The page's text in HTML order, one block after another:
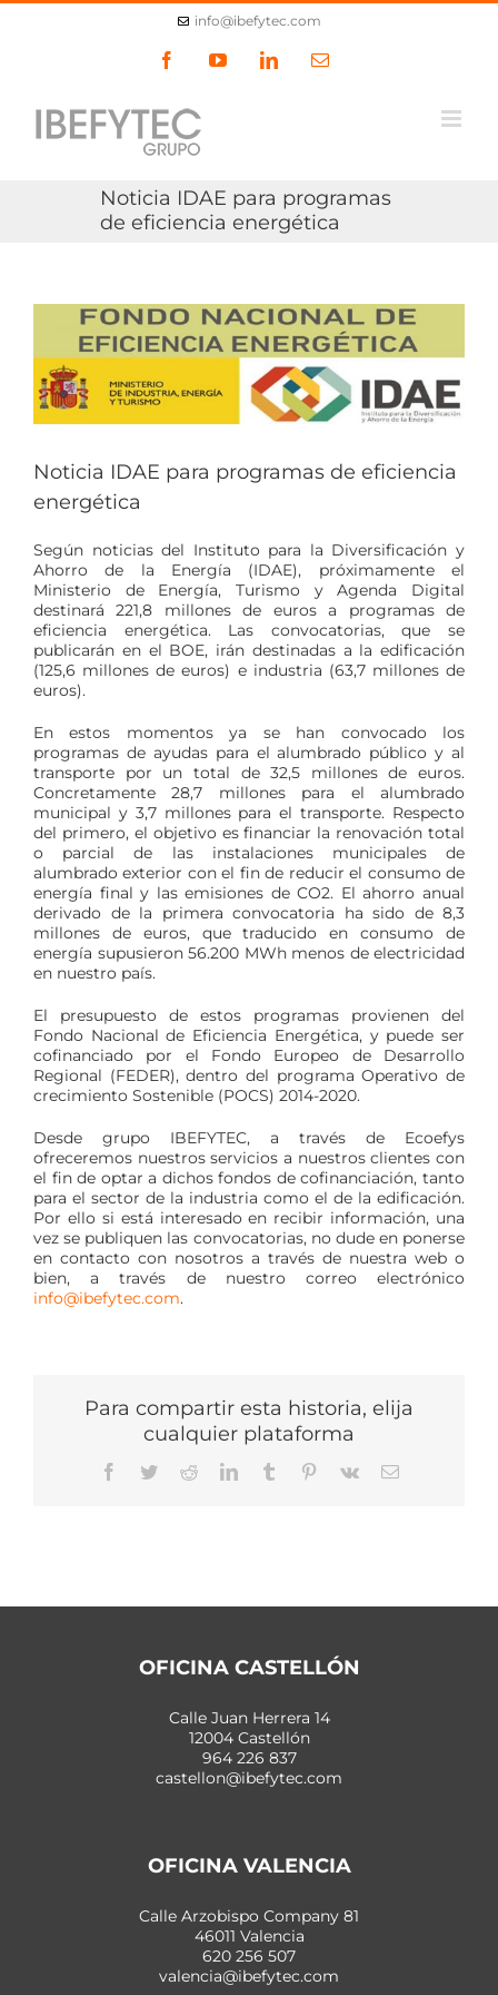
Skip
info@ibefytec.com
FacebookYouTubeLinkedInEmail
Noticia IDAE para programas
de eficiencia energética
Larger
Image
Noticia IDAE para programas de eficiencia
energética
Según noticias del Instituto para la Diversificación y
Ahorro de la Energía (IDAE), próximamente el
Ministerio de Energía, Turismo y Agenda Digital
destinará 221,8 millones de euros a programas de
eficiencia energética. Las convocatorias, que se
publicarán en el BOE, irán destinadas a la edificación
(125,6 millones de euros) e industria (63,7 millones de
euros).
En estos momentos ya se han convocado los
programas de ayudas para el alumbrado público y al
transporte por un total de 32,5 millones de euros.
Concretamente 28,7 millones para el alumbrado
municipal y 3,7 millones para el transporte. Respecto
del primero, el objetivo es financiar la renovación total
o parcial de las instalaciones municipales de
alumbrado exterior con el fin de reducir el consumo de
energía final y las emisiones de CO2. El ahorro anual
derivado de la primera convocatoria ha sido de 8,3
millones de euros, que traducido en consumo de
energía supusieron 56.200 MWh menos de electricidad
en nuestro país.
El presupuesto de estos programas provienen del
Fondo Nacional de Eficiencia Energética, y puede ser
cofinanciado por el Fondo Europeo de Desarrollo
Regional (FEDER), dentro del programa Operativo de
crecimiento Sostenible (POCS) 2014-2020.
Desde grupo IBEFYTEC, a través de Ecoefys
ofreceremos nuestros servicios a nuestros clientes con
el fin de optar a dichos fondos de cofinanciación, tanto
para el sector de la industria como el de la edificación.
Por ello si está interesado en recibir información, una
vez se publiquen las convocatorias, no dude en ponerse
en contacto con nosotros a través de nuestra web o
bien, a través de nuestro correo electrónico
info@ibefytec.com.
Para compartir esta historia, elija
cualquier plataforma
Facebook
TwitterRedditLinkedInTumblr Pinterest
Vk Email
OFICINA CASTELLÓN
Calle Juan Herrera 14
12004 Castellón
964 226 837
castellon@ibefytec.com
OFICINA VALENCIA
Calle Arzobispo Company 81
46011 Valencia
620 256 507
valencia@ibefytec.com